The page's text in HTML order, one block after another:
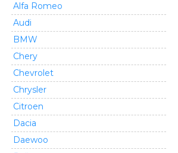
Alfa Romeo
Audi
BMW
Chery
Chevrolet
Chrysler
Citroen
Dacia
Daewoo